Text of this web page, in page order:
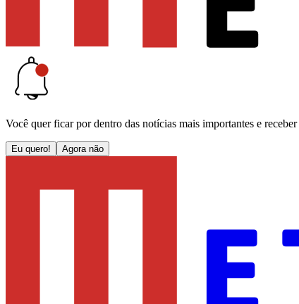
Você quer ficar por dentro das notícias mais importantes e receber
Eu quero! Agora não